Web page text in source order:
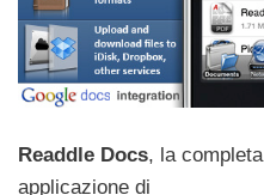
Readdle Docs, la completa
applicazione di